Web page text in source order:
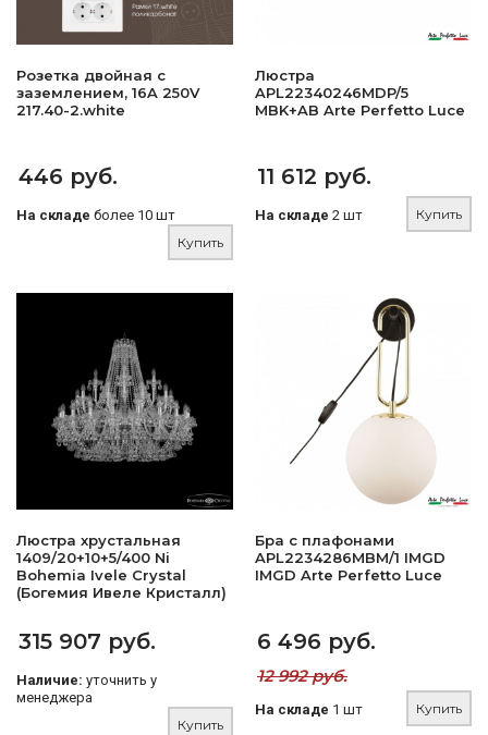
Розетка двойная с
заземлением, 16A 250V
217.40-2.white
446 руб.
На складе более 10 шт
Купить
Люстра
APL22340246MDP/5
MBK+AB Arte Perfetto Luce
11 612 руб.
На складе 2 шт Купить
Люстра хрустальная
1409/20+10+5/400 Ni
Bohemia Ivele Crystal
(Богемия Ивеле Кристалл)
315 907 руб.
Наличие: уточнить у
менеджера
Купить
Бра с плафонами
APL2234286MBM/1 IMGD
IMGD Arte Perfetto Luce
6 496 руб.
12 992 руб.
На складе 1 шт Купить